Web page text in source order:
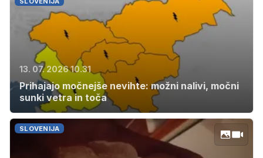
13. 07. 2026 10.31
Prihajajo močnejše nevihte: možni nalivi, močni
sunki vetra in toča
SLOVENIJA